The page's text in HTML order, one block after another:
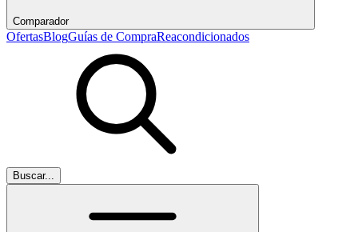
Comparador
OfertasBlogGuías de CompraReacondicionados
Buscar...